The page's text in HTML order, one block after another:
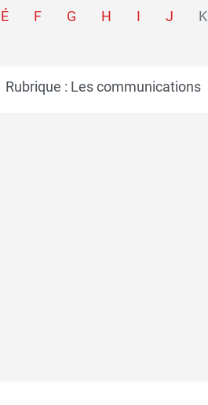
É F G H I J K
Rubrique : Les communications